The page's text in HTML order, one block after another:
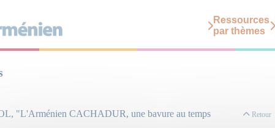
Ressources
par thèmes
"L'Arménien CACHADUR, une bavure au temps
Retour